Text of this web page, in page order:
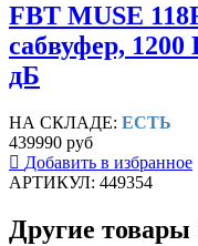
FBT MUSE
сабвуфер,
дБ
НА СКЛАДЕ: ЕСТЬ
439990 руб
Добавить в избранное
АРТИКУЛ: 449354
Другие товары